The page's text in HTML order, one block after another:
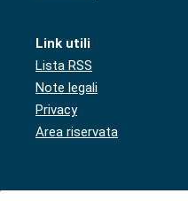
Link utili
Lista RSS
Note legali
Privacy
Area riservata